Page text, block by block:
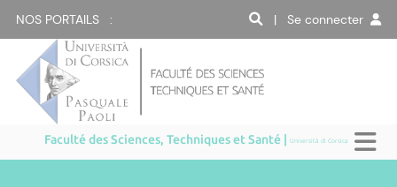
NOS PORTAILS : | Se connecter
Faculté des Sciences, Techniques et Santé |Università di Corsica